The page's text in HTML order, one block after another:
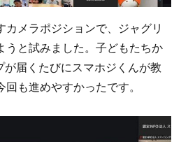
カメラポジションで、ジャグリ
うと試みました。子どもたちか
届くたびにスマホジくんが教
回も進めやすかったです。